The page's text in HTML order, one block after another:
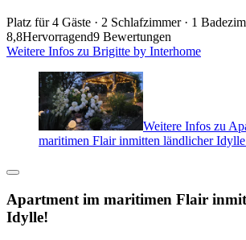
Platz für 4 Gäste · 2 Schlafzimmer · 1
8,8Hervorragend9 Bewertungen
Weitere Infos zu Brigitte by Interhome
Weitere Infos zu
maritimen Flair inmitten ländlicher
Apartment im maritimen Flair
Idylle!